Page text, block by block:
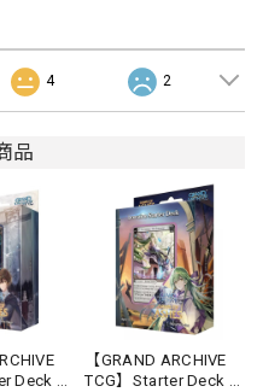
4 2
品
Deck -
【GRAND ARCHIVE
TCG】Starter Deck -